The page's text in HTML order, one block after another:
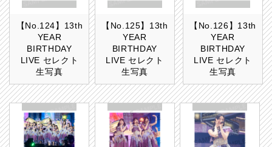
【No.124】13th
YEAR
BIRTHDAY
LIVE セレクト
生写真
【No.125】13th
YEAR
BIRTHDAY
LIVE セレクト
生写真
【No.126】13th
YEAR
BIRTHDAY
LIVE セレクト
生写真